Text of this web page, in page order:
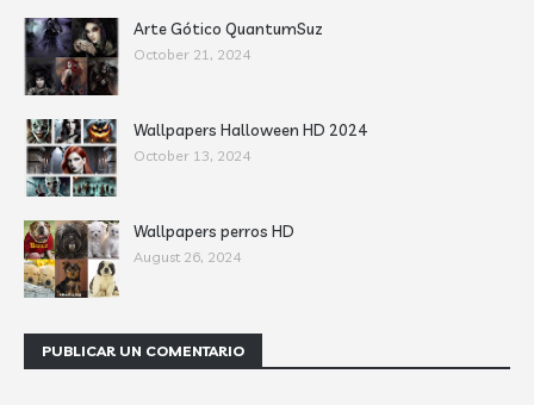
Arte Gótico QuantumSuz
October 21, 2024
Wallpapers Halloween HD 2024
October 13, 2024
Wallpapers perros HD
August 26, 2024
PUBLICAR UN COMENTARIO